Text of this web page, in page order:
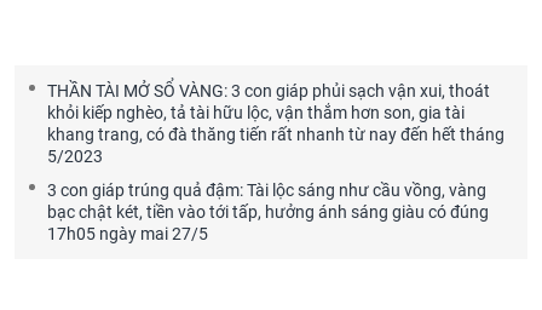
THẦN TÀI MỞ SỔ VÀNG: 3 con giáp phủi sạch vận xui, thoát
khỏi kiếp nghèo, tả tài hữu lộc, vận thắm hơn son, gia tài
khang trang, có đà thăng tiến rất nhanh từ nay đến hết tháng
5/2023
3 con giáp trúng quả đậm: Tài lộc sáng như cầu vồng, vàng
bạc chật két, tiền vào tới tấp, hưởng ánh sáng giàu có đúng
17h05 ngày mai 27/5